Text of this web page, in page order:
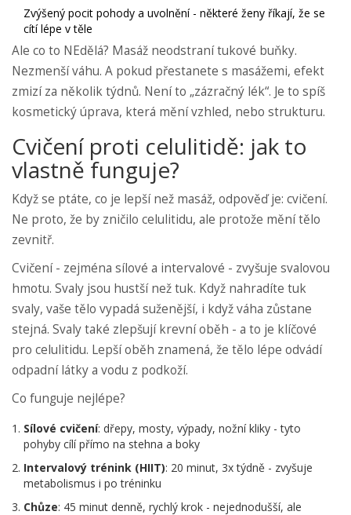
Zvýšený pocit pohody a uvolnění - některé ženy říkají, že se
cítí lépe v těle
Ale co to NEdělá? Masáž neodstraní tukové buňky.
Nezmenší váhu. A pokud přestanete s masážemi, efekt
zmizí za několik týdnů. Není to „zázračný lék“. Je to spíš
kosmetický úprava, která mění vzhled, nebo strukturu.
Cvičení proti celulitidě: jak to
vlastně funguje?
Když se ptáte, co je lepší než masáž, odpověď je: cvičení.
Ne proto, že by zničilo celulitidu, ale protože mění tělo
zevnitř.
Cvičení - zejména sílové a intervalové - zvyšuje svalovou
hmotu. Svaly jsou hustší než tuk. Když nahradíte tuk
svaly, vaše tělo vypadá suženější, i když váha zůstane
stejná. Svaly také zlepšují krevní oběh - a to je klíčové
pro celulitidu. Lepší oběh znamená, že tělo lépe odvádí
odpadní látky a vodu z podkoží.
Co funguje nejlépe?
Sílové cvičení: dřepy, mosty, výpady, nožní kliky - tyto
pohyby cílí přímo na stehna a boky
Intervalový trénink (HIIT): 20 minut, 3x týdně - zvyšuje
metabolismus i po tréninku
Chůze: 45 minut denně, rychlý krok - nejednodušší, ale